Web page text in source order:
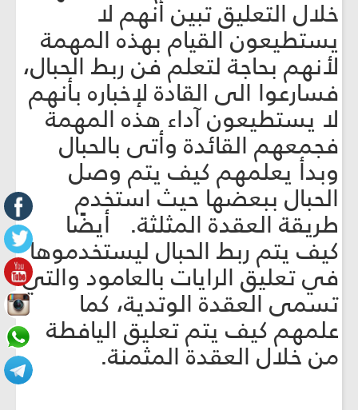
خلال التعليق تبين أنهم لا
يستطيعون القيام بهذه المهمة
لأنهم بحاجة لتعلم فن ربط الحبال،
فسارعوا الى القادة لإخباره بأنهم
لا يستطيعون آداء هذه المهمة
فجمعهم القائدة وأتى بالحبال
وبدأ يعلمهم كيف يتم وصل
الحبال ببعضها حيث استخدم
طريقة العقدة المثلثة. أيضًا
كيف يتم ربط الحبال ليستخدموها
في تعليق الرايات بالعامود والتي
تسمى العقدة الوتدية، كما
علمهم كيف يتم تعليق اليافطة
من خلال العقدة المثمنة.